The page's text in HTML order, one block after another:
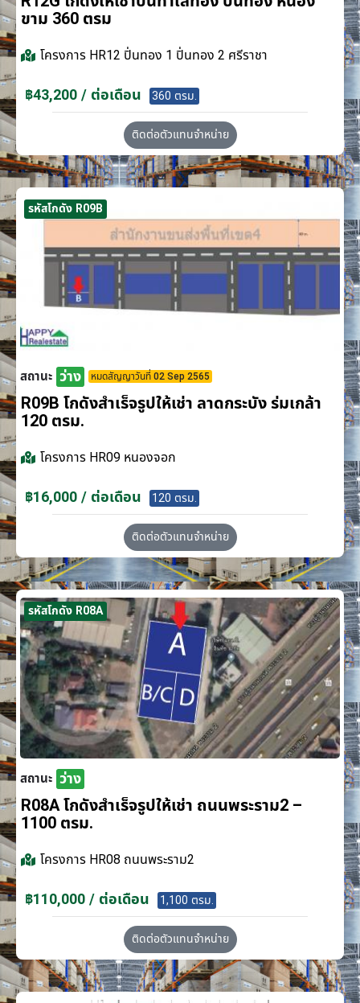
ขาม 360 ตรม
โครงการ HR12 ปิ่นทอง 1 ปิ่นทอง 2 ศรีราชา
฿43,200 / ต่อเดือน 360 ตรม.
ติดต่อตัวแทนจำหน่าย
รหัสโกดัง R09B
สถานะ ว่าง หมดสัญญาวันที่ 02 Sep 2565
R09B โกดังสำเร็จรูปให้เช่า ลาดกระบัง​ ร่มเกล้า
120 ตรม.
โครงการ HR09 หนองจอก
฿16,000 / ต่อเดือน 120 ตรม.
ติดต่อตัวแทนจำหน่าย
รหัสโกดัง R08A
สถานะ ว่าง
R08A โกดังสำเร็จรูปให้เช่า ถนนพระราม2 –
1100 ตรม.
โครงการ HR08 ถนนพระราม2
฿110,000 / ต่อเดือน 1,100 ตรม.
ติดต่อตัวแทนจำหน่าย